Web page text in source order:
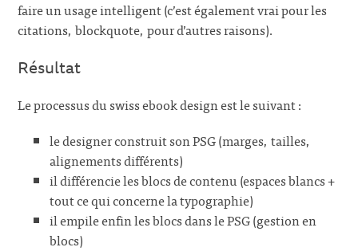
faire un usage intelligent (c’est également vrai pour les
citations, blockquote, pour d’autres raisons).
Résultat
Le processus du swiss ebook design est le suivant :
le designer construit son PSG (marges, tailles,
alignements différents)
il différencie les blocs de contenu (espaces blancs +
tout ce qui concerne la typographie)
il empile enfin les blocs dans le PSG (gestion en
blocs)